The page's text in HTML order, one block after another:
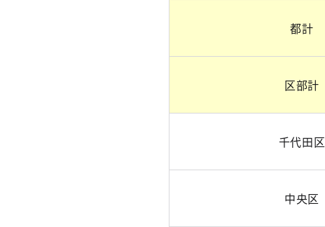
都計
区部計
千代田区
中央区